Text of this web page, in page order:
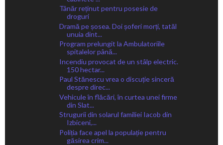
Tânăr reținut pentru posesie de
droguri
Dramă pe șosea. Doi șoferi morți, tatăl
unuia dint...
Program prelungit la Ambulatoriile
spitalelor până...
Incendiu provocat de un stâlp electric.
150 hectar...
Paul Stănescu vrea o discuție sinceră
despre direc...
Vehicule în flăcări, în curtea unei firme
din Slat...
Strugurii din solarul familiei Iacob din
Izbiceni,...
Poliția face apel la populație pentru
găsirea crim...